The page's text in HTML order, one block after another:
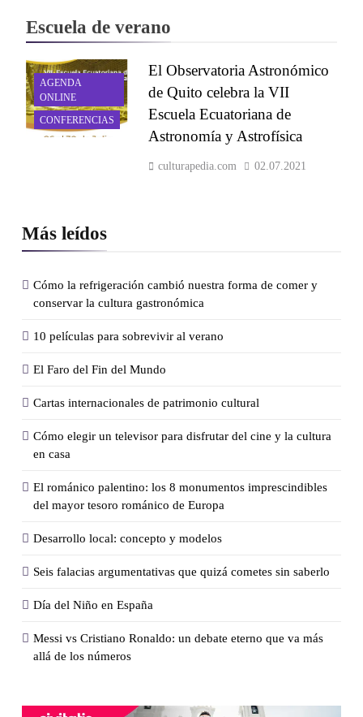
Más leídos
Cómo la refrigeración cambió nuestra forma de comer y
conservar la cultura gastronómica
10 películas para sobrevivir al verano
El Faro del Fin del Mundo
Cartas internacionales de patrimonio cultural
Cómo elegir un televisor para disfrutar del cine y la cultura
en casa
El románico palentino: los 8 monumentos imprescindibles
del mayor tesoro románico de Europa
Desarrollo local: concepto y modelos
Seis falacias argumentativas que quizá cometes sin saberlo
Día del Niño en España
Messi vs Cristiano Ronaldo: un debate eterno que va más
allá de los números
Escuela de verano
AGENDA
ONLINE
CONFERENCIAS
El Observatoria Astronómico
de Quito celebra la VII
Escuela Ecuatoriana de
Astronomía y Astrofísica
culturapedia.com 02.07.2021